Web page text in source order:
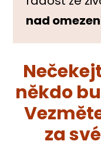
nad
někdo
za